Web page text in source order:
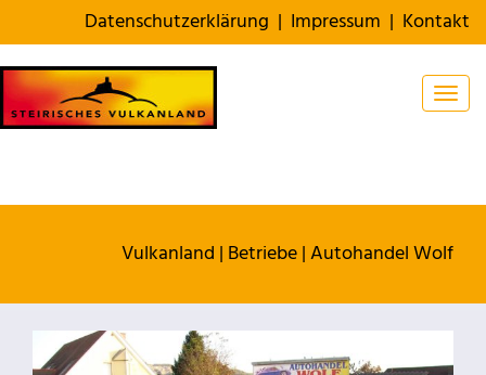
Datenschutzerklärung | Impressum | Kontakt
Vulkanland | Betriebe|Autohandel Wolf